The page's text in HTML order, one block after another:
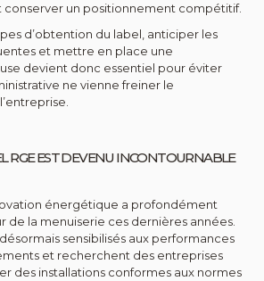
conserver un positionnement compétitif.
d’obtention du label, anticiper les
et mettre en place une
devient donc essentiel pour éviter
ne vienne freiner le
RGE EST DEVENU INCONTOURNABLE
énergétique a profondément
de la menuiserie ces dernières années.
sensibilisés aux performances
et recherchent des entreprises
des installations conformes aux normes